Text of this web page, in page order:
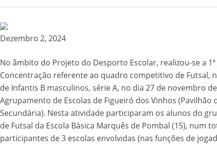
Dezembro 2, 2024
No âmbito do Projeto do Desporto Escolar, realizou-se a
Concentração referente ao quadro competitivo de Futsal,
de Infantis B masculinos, série A, no dia 27 de novembro
Agrupamento de Escolas de Figueiró dos Vinhos (Pavilhão
Secundária). Nesta atividade participaram os alunos do
de Futsal da Escola Básica Marquês de Pombal (15), num
participantes de 3 escolas envolvidas (nas funções de